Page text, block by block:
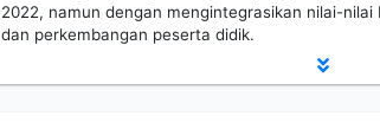
2022, namun dengan mengintegrasikan nilai-
dan perkembangan peserta didik.